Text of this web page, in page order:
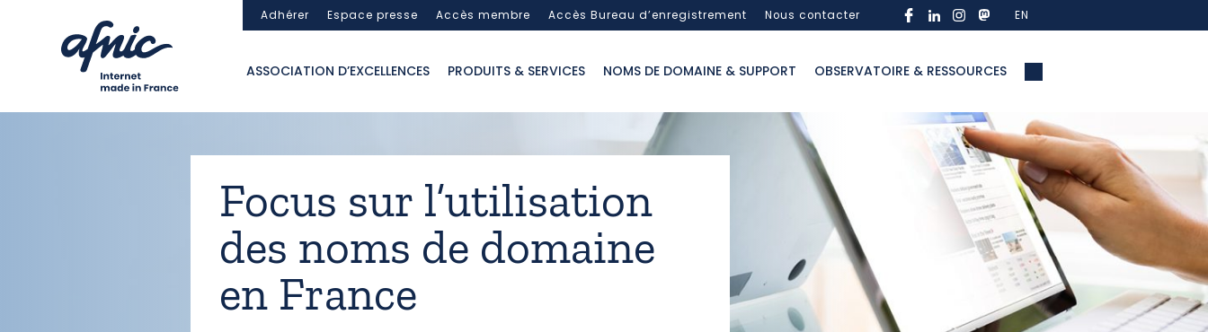
Adhérer Espace presse Accès membre Accès Bureau d’enregistrement Nous contacter EN
ASSOCIATION D’EXCELLENCES PRODUITS & SERVICES NOMS DE DOMAINE & SUPPORT OBSERVATOIRE & RESSOURCES
Focus sur l’utilisation
des noms de domaine
en France